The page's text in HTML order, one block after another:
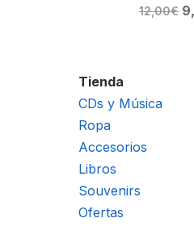
12,00€ El
Tienda
CDs y Música
Ropa
Accesorios
Libros
Souvenirs
Ofertas